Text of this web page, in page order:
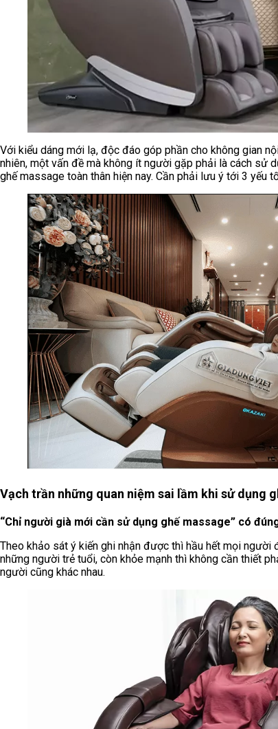
Với kiểu dáng mới lạ, độc đáo góp phần cho không gian
nhiên, một vấn đề mà không ít người gặp phải là cách sử
ghế massage toàn thân hiện nay. Cần phải lưu ý tới 3 yếu
Vạch trần những quan niệm sai lầm khi sử dụng
“Chỉ người già mới cần sử dụng ghế massage” có
Theo khảo sát ý kiến ghi nhận được thì hầu hết mọi
những người trẻ tuổi, còn khỏe mạnh thì không cần thiết
người cũng khác nhau.